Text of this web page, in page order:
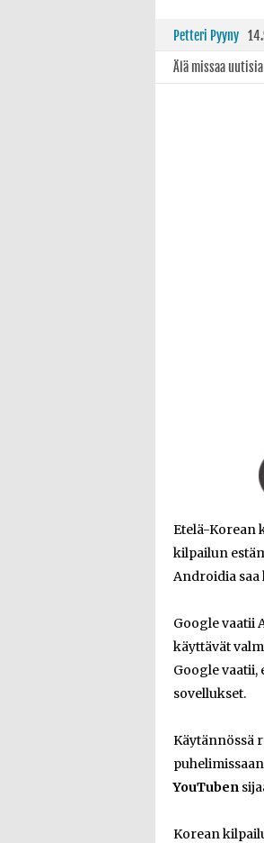
Petteri Pyyny
Älä missaa
Etelä-Korean
kilpailun
Androidia saa
Google vaatii
käyttävät
Google vaatii,
sovellukset.
Käytännössä
YouTuben
Korean